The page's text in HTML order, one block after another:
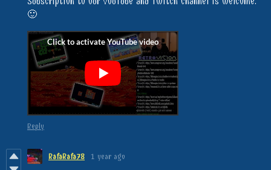
🙂
Reply
RafaRafa78 1 year ago